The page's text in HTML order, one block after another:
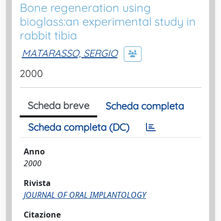
Bone regeneration using
bioglass:an experimental study in
rabbit tibia
MATARASSO, SERGIO
2000
Scheda breve
Scheda completa
Scheda completa (DC)
Anno
2000
Rivista
JOURNAL OF ORAL IMPLANTOLOGY
Citazione